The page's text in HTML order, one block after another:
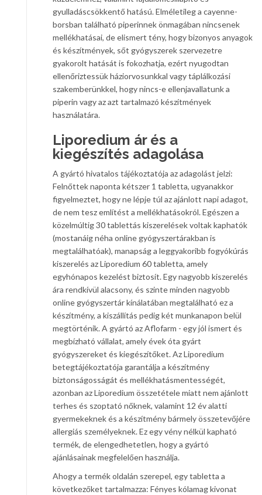
gyulladáscsökkentő hatású. Elméletileg a cayenne-
borsban található piperinnek önmagában nincsenek
mellékhatásai, de elismert tény, hogy bizonyos anyagok
és készítmények, sőt gyógyszerek szervezetre
gyakorolt hatását is fokozhatja, ezért nyugodtan
ellenőriztessük háziorvosunkkal vagy táplálkozási
szakemberünkkel, hogy nincs-e ellenjavallatunk a
piperin vagy az azt tartalmazó készítmények
használatára.
Liporedium ár és a
kiegészítés adagolása
A gyártó hivatalos tájékoztatója az adagolást jelzi:
Felnőttek naponta kétszer 1 tabletta, ugyanakkor
figyelmeztet, hogy ne lépje túl az ajánlott napi adagot,
de nem tesz említést a mellékhatásokról. Egészen a
közelmúltig 30 tablettás kiszerelések voltak kaphatók
(mostanáig néha online gyógyszertárakban is
megtalálhatóak), manapság a leggyakoribb fogyókúrás
kiszerelés az Liporedium 60 tabletta, amely
egyhónapos kezelést biztosít. Egy nagyobb kiszerelés
ára rendkívül alacsony, és szinte minden nagyobb
online gyógyszertár kínálatában megtalálható ez a
készítmény, a kiszállítás pedig két munkanapon belül
megtörténik. A gyártó az Aflofarm - egy jól ismert és
megbízható vállalat, amely évek óta gyárt
gyógyszereket és kiegészítőket. Az Liporedium
betegtájékoztatója garantálja a készítmény
biztonságosságát és mellékhatásmentességét,
azonban az Liporedium összetétele miatt nem ajánlott
terhes és szoptató nőknek, valamint 12 év alatti
gyermekeknek és a készítmény bármely összetevőjére
allergiás személyeknek. Ez egy vény nélkül kapható
termék, de elengedhetetlen, hogy a gyártó
ajánlásainak megfelelően használja.
Ahogy a termék oldalán szerepel, egy tabletta a
következőket tartalmazza: Fényes kólamag kivonat